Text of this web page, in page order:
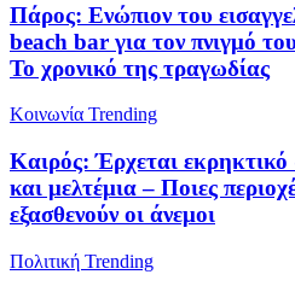
Πάρος: Ενώπιον του
beach bar για τον πνιγμό
Το χρονικό της τραγωδίας
Κοινωνία Trending
Καιρός: Έρχεται εκρηκτικό
και μελτέμια – Ποιες
εξασθενούν οι άνεμοι
Πολιτική Trending